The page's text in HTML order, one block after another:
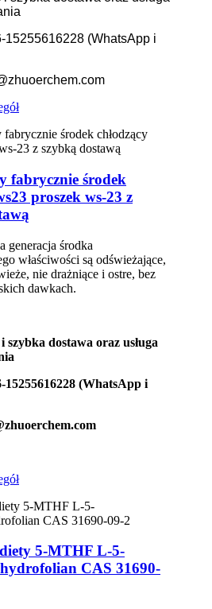
15255616228 (WhatsApp i
fabrycznie środek
proszek ws-23 z
generacja środka
właściwości są odświeżające,
nie drażniące i ostre, bez
dawkach.
szybka dostawa oraz usługa
(WhatsApp i
5-MTHF L-5-
CAS 31690-